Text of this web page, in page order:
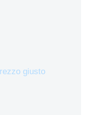
giusto